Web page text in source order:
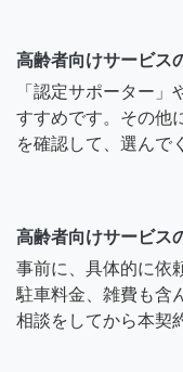
高齢者向けサービス
「認定サポーター
すすめです。その他
を確認して、選んで
高齢者向けサービス
事前に、具体的に依
駐車料金、雑費も含
相談をしてから本契